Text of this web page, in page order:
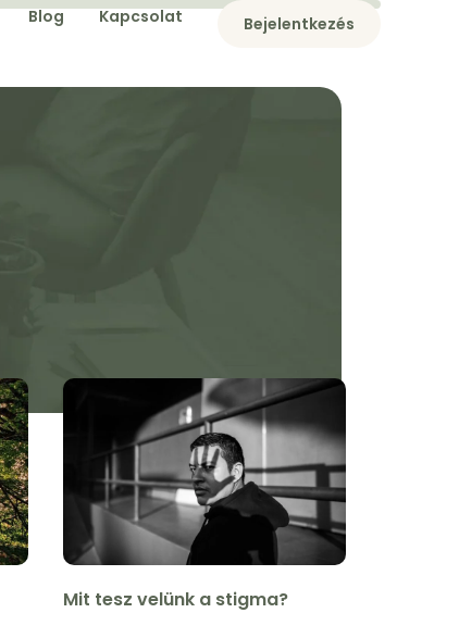
Blog Kapcsolat Bejelentkezés
Mit tesz velünk a stigma?